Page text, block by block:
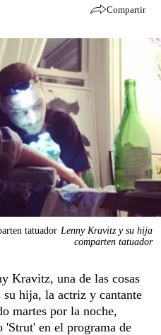
Compartir
tatuador Lenny Kravitz y su hija
comparten tatuador
Kravitz, una de las cosas
su hija, la actriz y cantante
martes por la noche,
'Strut' en el programa de